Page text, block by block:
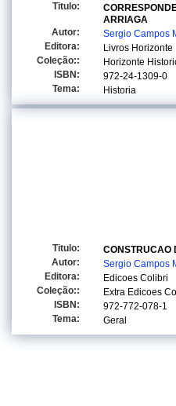
Titulo:
ARRIAGA
Autor:
Sergio Campos
Editora:
Livros Horizonte
Coleção::
Horizonte
ISBN:
972-24-1309-0
Tema:
Historia
Titulo:
CONSTRUCAO
Autor:
Sergio Campos
Editora:
Edicoes Colibri
Coleção::
Extra Edicoes
ISBN:
972-772-078-1
Tema:
Geral